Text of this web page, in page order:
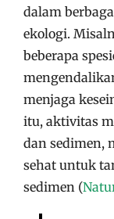
dalam
ekologi.
beberapa
menjaga
itu, aktivitas
dan sedimen,
sehat untuk
sedimen​ (